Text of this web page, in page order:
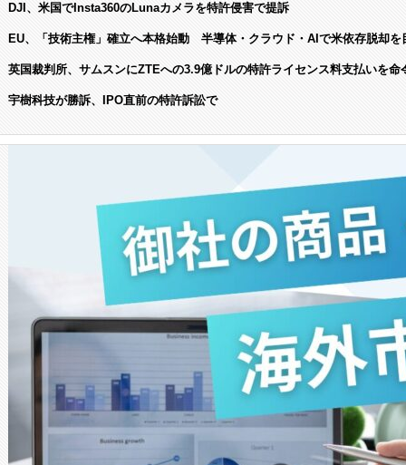
DJI、米国でInsta360のLunaカメラを特許侵害で提訴
EU、「技術主権」確立へ本格始動 半導体・クラウド・AIで米依存脱却を
英国裁判所、サムスンにZTEへの3.9億ドルの特許ライセンス料支払いを命
宇樹科技が勝訴、IPO直前の特許訴訟で